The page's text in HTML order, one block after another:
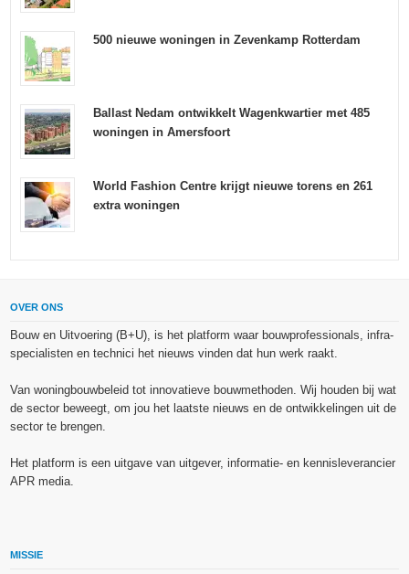
500 nieuwe woningen in Zevenkamp Rotterdam
Ballast Nedam ontwikkelt Wagenkwartier met 485
woningen in Amersfoort
World Fashion Centre krijgt nieuwe torens en 261
extra woningen
OVER ONS
Bouw en Uitvoering (B+U), is het platform waar bouwprofessionals, infra-
specialisten en technici het nieuws vinden dat hun werk raakt.
Van woningbouwbeleid tot innovatieve bouwmethoden. Wij houden bij wat
de sector beweegt, om jou het laatste nieuws en de ontwikkelingen uit de
sector te brengen.
Het platform is een uitgave van uitgever, informatie- en kennisleverancier
APR media.
MISSIE